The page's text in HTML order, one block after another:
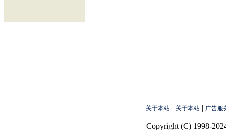
关于本站 | 关于本站 | 广告服
Copyright (C) 1998-